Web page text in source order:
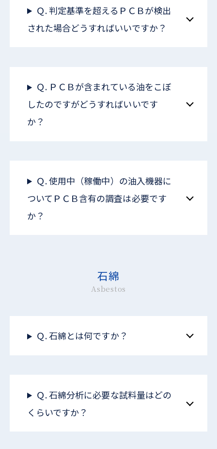
Ｑ. 判定基準を超えるＰＣＢが検出
された場合どうすればいいですか？
Ｑ. ＰＣＢが含まれている油をこぼ
したのですがどうすればいいです
か？
Ｑ. 使用中（稼働中）の油入機器に
ついてＰＣＢ含有の調査は必要です
か？
石綿
Asbestos
Ｑ. 石綿とは何ですか？
Ｑ. 石綿分析に必要な試料量はどの
くらいですか？